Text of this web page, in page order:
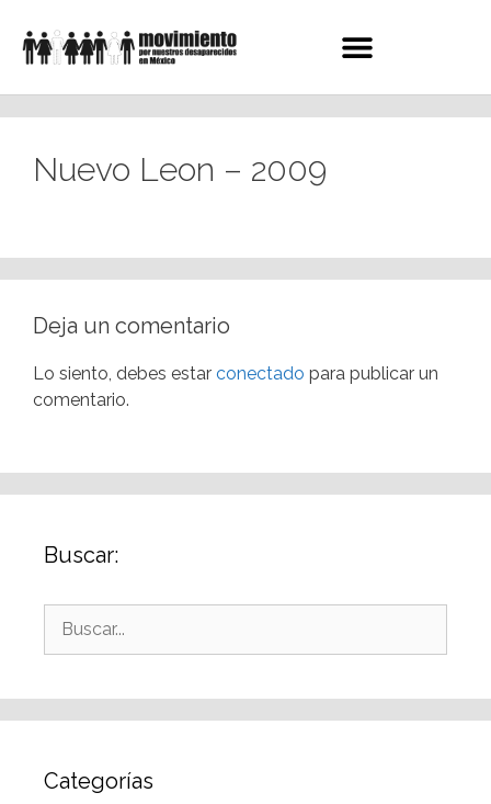
Nuevo Leon – 2009
Deja un comentario
Lo siento, debes estar conectado para publicar un
comentario.
Buscar:
Categorías